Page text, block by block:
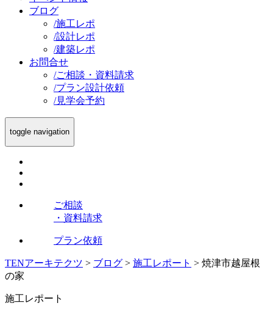
ブログ
/施工レポ
/設計レポ
/建築レポ
お問合せ
/ご相談・資料請求
/プラン設計依頼
/見学会予約
toggle navigation
ご相談
・資料請求
プラン依頼
TENアーキテクツ > ブログ > 施工レポート > 焼津市越屋根
の家
施工レポート